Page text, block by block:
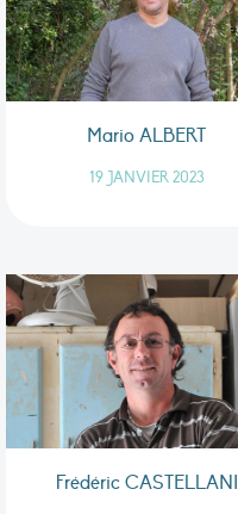
Mario ALBERT
19 JANVIER 2023
Frédéric CASTELLANI